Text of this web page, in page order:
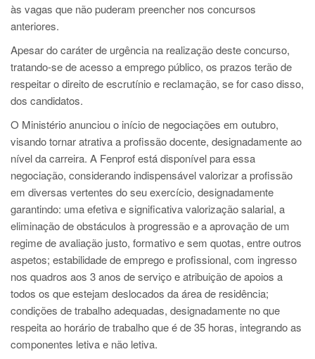
às vagas que não puderam preencher nos concursos
anteriores.
Apesar do caráter de urgência na realização deste concurso,
tratando-se de acesso a emprego público, os prazos terão de
respeitar o direito de escrutínio e reclamação, se for caso disso,
dos candidatos.
O Ministério anunciou o início de negociações em outubro,
visando tornar atrativa a profissão docente, designadamente ao
nível da carreira. A Fenprof está disponível para essa
negociação, considerando indispensável valorizar a profissão
em diversas vertentes do seu exercício, designadamente
garantindo: uma efetiva e significativa valorização salarial, a
eliminação de obstáculos à progressão e a aprovação de um
regime de avaliação justo, formativo e sem quotas, entre outros
aspetos; estabilidade de emprego e profissional, com ingresso
nos quadros aos 3 anos de serviço e atribuição de apoios a
todos os que estejam deslocados da área de residência;
condições de trabalho adequadas, designadamente no que
respeita ao horário de trabalho que é de 35 horas, integrando as
componentes letiva e não letiva.